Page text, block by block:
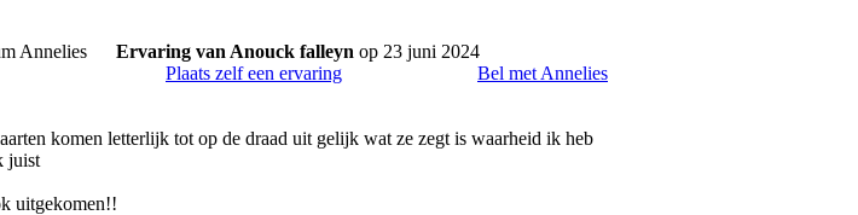
Ervaring van Anouck falleyn op 23 juni 2024
Plaats zelf een ervaring
Bel met Annelies
komen letterlijk tot op de draad uit gelijk wat ze zegt is waarheid ik heb
juist
uitgekomen!!